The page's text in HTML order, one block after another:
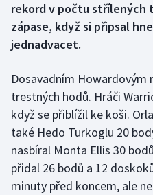
Curling
Dostihy
Florbal
Futsal
Golf
Gymnastika
rekord v počtu střílených
zápase, když si připsal
jednadvacet.
Dosavadním Howardovým
trestných hodů. Hráči
když se přiblížil ke koši.
také Hedo Turkoglu 20
nasbíral Monta Ellis 30
přidal 26 bodů a 12
minuty před koncem, ale